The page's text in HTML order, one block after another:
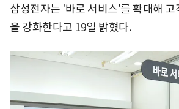
삼성전자는 '바로 서비스'를 확대해 고
을 강화한다고 19일 밝혔다.